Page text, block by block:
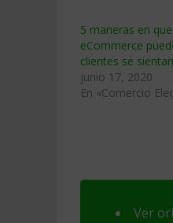
5 maneras en
eCommerce
clientes se
junio 17, 2020
En «Comercio
Ver